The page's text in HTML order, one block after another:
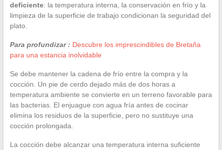
deficiente: la temperatura interna, la conservación en frío y la
limpieza de la superficie de trabajo condicionan la seguridad del
plato.
Para profundizar : Descubre los imprescindibles de Bretaña
para una estancia inolvidable
Se debe mantener la cadena de frío entre la compra y la
cocción. Un pie de cerdo dejado más de dos horas a
temperatura ambiente se convierte en un terreno favorable para
las bacterias. El enjuague con agua fría antes de cocinar
elimina los residuos de la superficie, pero no sustituye una
cocción prolongada.
La cocción debe alcanzar una temperatura interna suficiente